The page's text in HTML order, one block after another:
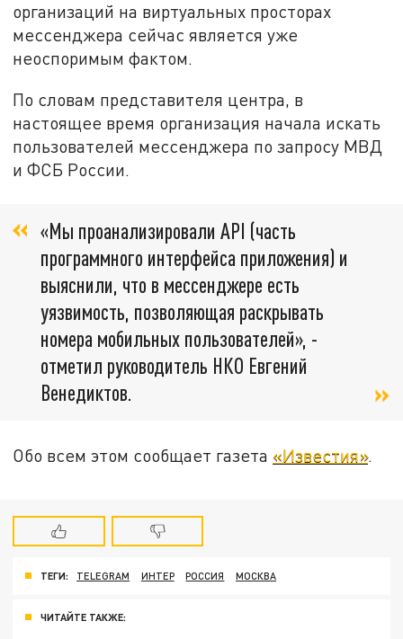
организаций на виртуальных просторах
мессенджера сейчас является уже
неоспоримым фактом.
По словам представителя центра, в
настоящее время организация начала искать
пользователей мессенджера по запросу МВД
и ФСБ России.
«Мы проанализировали API (часть
программного интерфейса приложения) и
выяснили, что в мессенджере есть
уязвимость, позволяющая раскрывать
номера мобильных пользователей», -
отметил руководитель НКО Евгений
Венедиктов.
Обо всем этом сообщает газета «Известия».
ТЕГИ: TELEGRAM ИНТЕР РОССИЯ МОСКВА
ЧИТАЙТЕ ТАКЖЕ: